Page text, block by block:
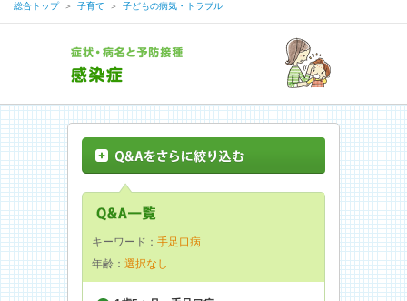
総合トップ ＞ 子育て ＞ 子どもの病気・トラブル
キーワード： 手足口病
年齢： 選択なし